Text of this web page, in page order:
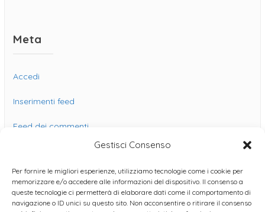
Gestisci Consenso
Per fornire le migliori esperienze, utilizziamo tecnologie come i cookie per
memorizzare e/o accedere alle informazioni del dispositivo. Il consenso a
queste tecnologie ci permetterà di elaborare dati come il comportamento di
navigazione o ID unici su questo sito. Non acconsentire o ritirare il consenso
Meta
Accedi
Inserimenti feed
Feed dei commenti